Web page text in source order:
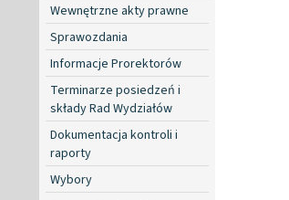
Wewnętrzne akty prawne
Sprawozdania
Informacje Prorektorów
Terminarze posiedzeń i
składy Rad Wydziałów
Dokumentacja kontroli i
raporty
Wybory